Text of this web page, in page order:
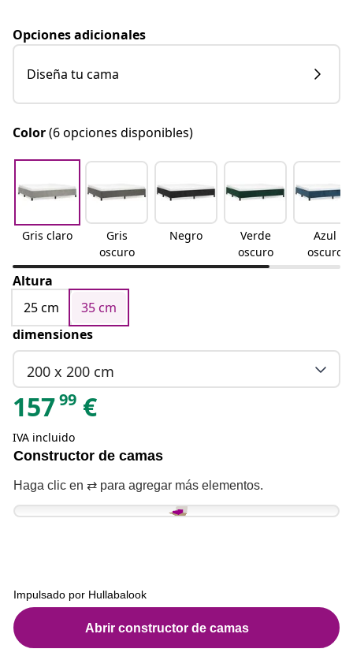
Opciones adicionales
Diseña tu cama
Color(6 opciones disponibles)
Gris claro
Gris
oscuro
Negro
Verde
oscuro
Azul
oscuro
Altura
25 cm
35 cm
dimensiones
200 x 200 cm
15799 €
IVA incluido